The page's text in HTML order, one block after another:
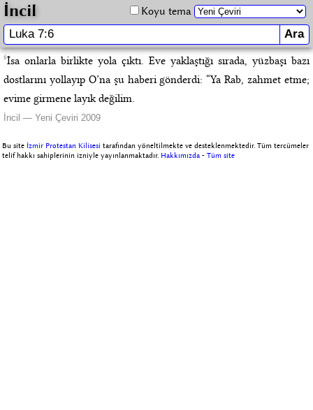
İncil Koyu tema
6İsa onlarla birlikte yola çıktı. Eve yaklaştığı sırada, yüzbaşı bazı
dostlarını yollayıp O’na şu haberi gönderdi: “Ya Rab, zahmet etme;
evime girmene layık değilim.
İncil — Yeni Çeviri 2009
Bu site İzmir Protestan Kilisesi tarafından yöneltilmekte ve desteklenmektedir. Tüm tercümeler
telif hakkı sahiplerinin izniyle yayınlanmaktadır. Hakkımızda -Tüm site